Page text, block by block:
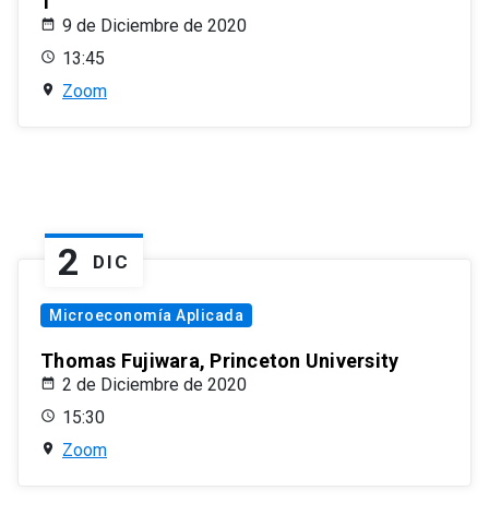
9 de Diciembre de 2020
13:45
Zoom
2 DIC
Microeconomía Aplicada
Thomas Fujiwara, Princeton University
2 de Diciembre de 2020
15:30
Zoom